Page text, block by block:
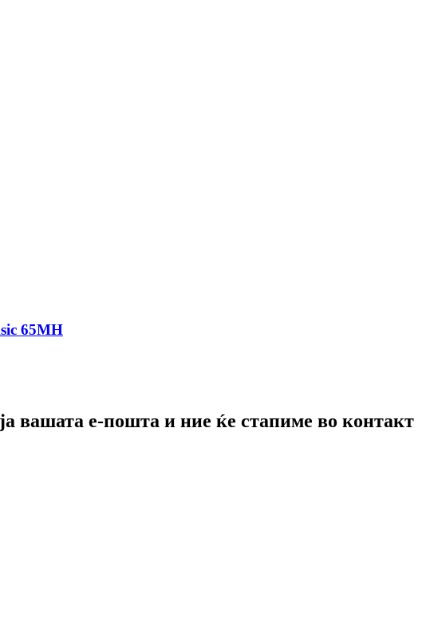
65MH
вашата е-пошта и ние ќе стапиме во контакт